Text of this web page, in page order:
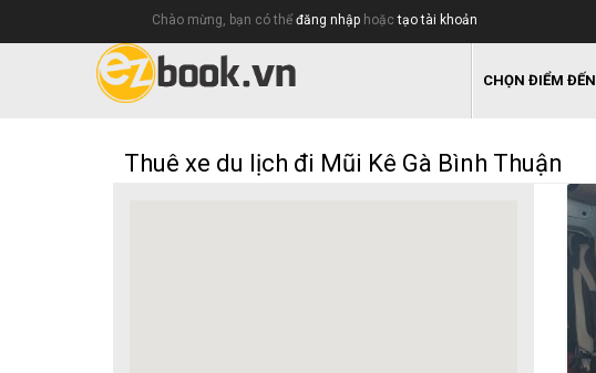
Chào mừng, bạn có thể đăng nhập hoặctạo tài khoản
CHỌN ĐIỂM ĐẾN
Thuê xe du lịch đi Mũi Kê Gà Bình Thuận